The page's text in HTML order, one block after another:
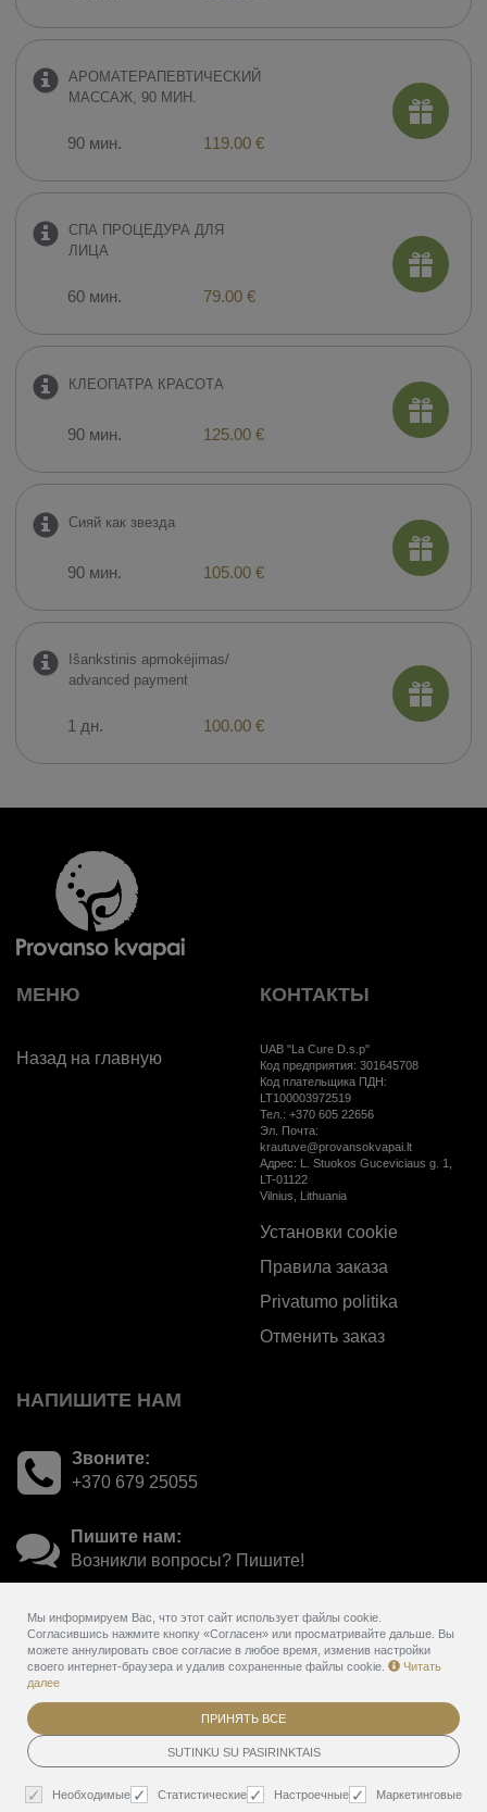
АРОМАТЕРАПЕВТИЧЕСКИЙ
МАССАЖ, 90 МИН.
90 мин. 119.00 €
СПА ПРОЦЕДУРА ДЛЯ
ЛИЦА
60 мин. 79.00 €
КЛЕОПАТРА КРАСОТА
90 мин. 125.00 €
Сияй как звезда
90 мин. 105.00 €
Išankstinis apmokėjimas/
advanced payment
1 дн. 100.00 €
МЕНЮ
Назад на главную
КОНТАКТЫ
UAB "La Cure D.s.p"
Код предприятия: 301645708
Код плательщика ПДН:
LT100003972519
Тел.: +370 605 22656
Эл. Почта:
krautuve@provansokvapai.lt
Aдрес: L. Stuokos Guceviciaus g. 1,
LT-01122
Vilnius, Lithuania
Установки cookie
Правила заказа
Privatumo politika
Отменить заказ
НАПИШИТЕ НАМ
Звоните:
+370 679 25055
Пишите нам:
Возникли вопросы? Пишите!
© 2026Provanso kvapai - online gift voucher system. Все права
защищены
BookingRobot 2.0
Мы информируем Вас, что этот сайт использует файлы cookie.
Согласившись нажмите кнопку «Согласен» или просматривайте дальше. Вы
можете аннулировать свое согласие в любое время, изменив настройки
своего интернет-браузера и удалив сохраненные файлы cookie.
Читать
далее
ПРИНЯТЬ ВСЕ
SUTINKU SU PASIRINKTAIS
Необходимые Статистические Настроечные Маркетинговые